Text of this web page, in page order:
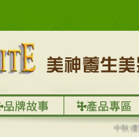
中秋優選，